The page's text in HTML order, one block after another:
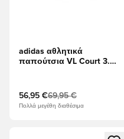
adidas αθλητικά
παπούτσια VL Court 3.0
καφέ
56,95 €69,95 €
Πολλά μεγέθη διαθέσιμα